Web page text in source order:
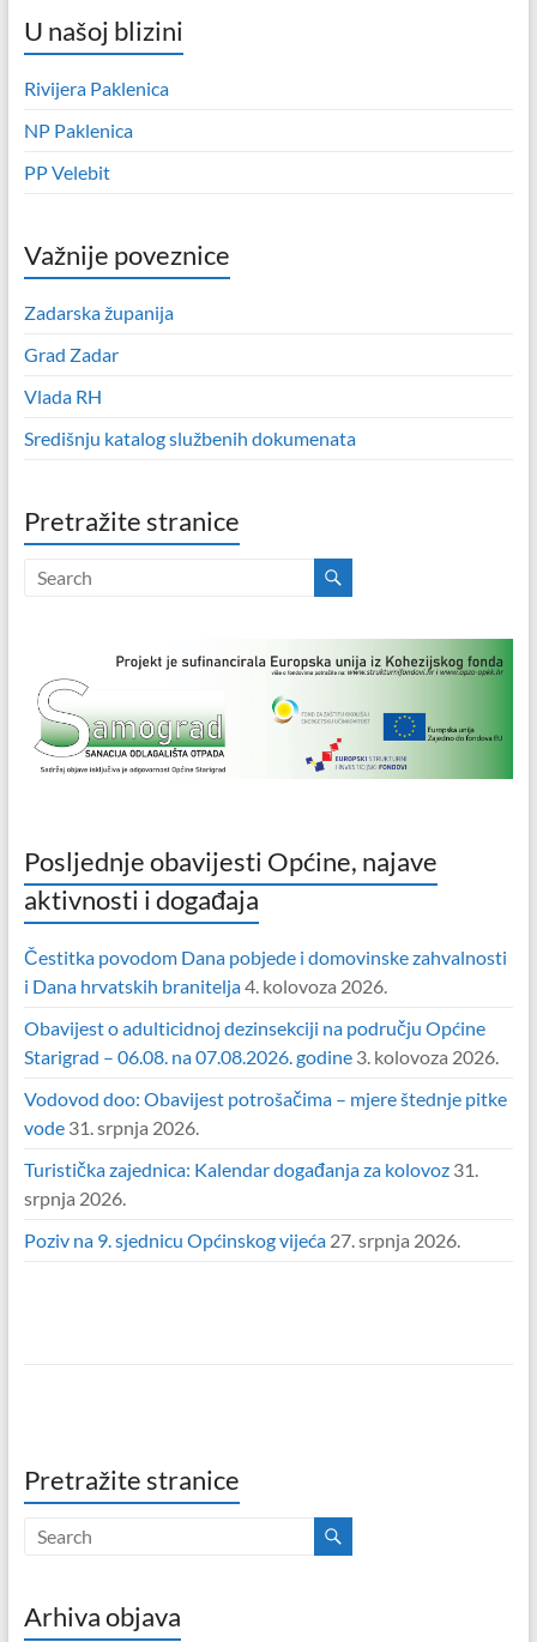
U našoj blizini
Rivijera Paklenica
NP Paklenica
PP Velebit
Važnije poveznice
Zadarska županija
Grad Zadar
Vlada RH
Središnju katalog službenih dokumenata
Pretražite stranice
Posljednje obavijesti Općine, najave
aktivnosti i događaja
Čestitka povodom Dana pobjede i domovinske zahvalnosti
i Dana hrvatskih branitelja4. kolovoza 2026.
Obavijest o adulticidnoj dezinsekciji na području Općine
Starigrad – 06.08. na 07.08.2026. godine 3. kolovoza 2026.
Vodovod doo: Obavijest potrošačima – mjere štednje pitke
vode 31. srpnja 2026.
Turistička zajednica: Kalendar događanja za kolovoz 31.
srpnja 2026.
Poziv na 9. sjednicu Općinskog vijeća 27. srpnja 2026.
Pretražite stranice
Arhiva objava